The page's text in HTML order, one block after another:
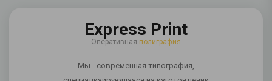
Express Print
Оперативная полиграфия
Мы - современная типография,